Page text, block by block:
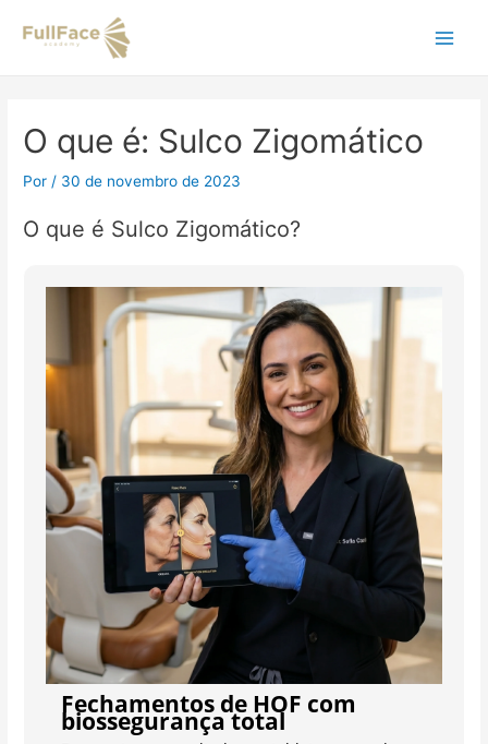
para
O que é: Sulco Zigomático
Por / 30 de novembro de 2023
O que é Sulco Zigomático?
Fechamentos de HOF com
biossegurança total
de